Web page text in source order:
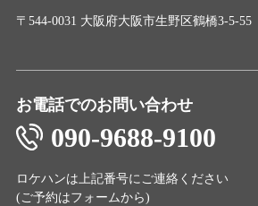
〒544-0031 大阪府大阪市生野区鶴橋3-5-55
お電話でのお問い合わせ
090-9688-9100
ロケハンは上記番号にご連絡ください
(ご予約はフォームから)